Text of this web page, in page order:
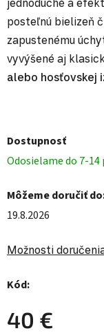
jednoduché a
posteľnú bielizeň
zapustenému
vyvýšené aj
alebo hosťovskej
Dostupnosť
Odosielame do 7-14
Môžeme doručiť
19.8.2026
Možnosti
Kód:
40 €